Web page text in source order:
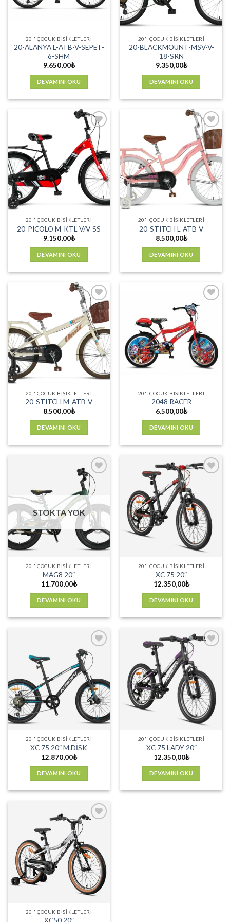
20'' ÇOCUK BISIKLETLERI
20-ALANYA L-ATB-V-SEPET-
6-SHM
9.650,00₺
DEVAMINI OKU
20'' ÇOCUK BISIKLETLERI
20-BLACKMOUNT-MSV-V-
18-SRN
9.350,00₺
DEVAMINI OKU
Favorilere
Ekle
20'' ÇOCUK BISIKLETLERI
20-PICOLO M-KTL-V/V-SS
9.150,00₺
DEVAMINI OKU
Favorilere
Ekle
20'' ÇOCUK BISIKLETLERI
20-STITCH L-ATB-V
8.500,00₺
DEVAMINI OKU
Favorilere
Ekle
20'' ÇOCUK BISIKLETLERI
20-STITCH M-ATB-V
8.500,00₺
DEVAMINI OKU
Favorilere
Ekle
20'' ÇOCUK BISIKLETLERI
2048 RACER
6.500,00₺
DEVAMINI OKU
Favorilere
Ekle
STOKTA YOK
20'' ÇOCUK BISIKLETLERI
MAG8 20″
11.700,00₺
DEVAMINI OKU
Favorilere
Ekle
20'' ÇOCUK BISIKLETLERI
XC 75 20″
12.350,00₺
DEVAMINI OKU
Favorilere
Ekle
20'' ÇOCUK BISIKLETLERI
XC 75 20″ M.DİSK
12.870,00₺
DEVAMINI OKU
Favorilere
Ekle
20'' ÇOCUK BISIKLETLERI
XC 75 LADY 20″
12.350,00₺
DEVAMINI OKU
Favorilere
Ekle
20'' ÇOCUK BISIKLETLERI